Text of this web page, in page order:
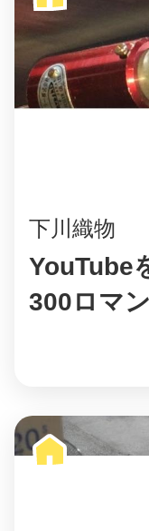
下川織物
YouTube
300ロマ